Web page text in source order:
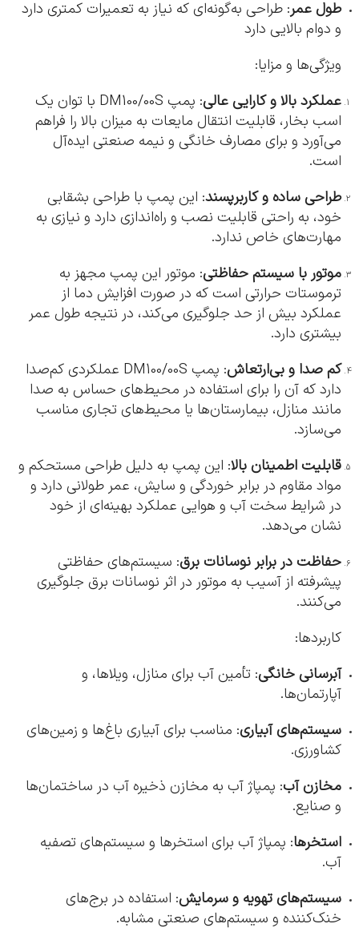
طول عمر: طراحی به‌گونه‌ای که نیاز به تعمیرات کمتری دارد
و دوام بالایی دارد
ویژگی‌ها و مزایا:
عملکرد بالا و کارایی عالی
: پمپ DM100/00S با توان یک
اسب بخار، قابلیت انتقال مایعات به میزان بالا را فراهم
می‌آورد و برای مصارف خانگی و نیمه صنعتی ایده‌آل
است.
طراحی ساده و کاربرپسند: این پمپ با طراحی بشقابی
خود، به راحتی قابلیت نصب و راه‌اندازی دارد و نیازی به
مهارت‌های خاص ندارد.
موتور با سیستم حفاظتی: موتور این پمپ مجهز به
ترموستات حرارتی است که در صورت افزایش دما از
عملکرد بیش از حد جلوگیری می‌کند، در نتیجه طول عمر
بیشتری دارد.
کم صدا و بی‌ارتعاش
: پمپ DM100/00S عملکردی کم‌صدا
دارد که آن را برای استفاده در محیط‌های حساس به صدا
مانند منازل، بیمارستان‌ها یا محیط‌های تجاری مناسب
می‌سازد.
قابلیت اطمینان بالا: این پمپ به دلیل طراحی مستحکم و
مواد مقاوم در برابر خوردگی و سایش، عمر طولانی دارد و
در شرایط سخت آب و هوایی عملکرد بهینه‌ای از خود
نشان می‌دهد.
حفاظت در برابر نوسانات برق: سیستم‌های حفاظتی
پیشرفته از آسیب به موتور در اثر نوسانات برق جلوگیری
می‌کنند.
کاربردها:
آبرسانی خانگی: تأمین آب برای منازل، ویلاها، و
آپارتمان‌ها.
سیستم‌های آبیاری: مناسب برای آبیاری باغ‌ها و زمین‌های
کشاورزی.
مخازن آب: پمپاژ آب به مخازن ذخیره آب در ساختمان‌ها
و صنایع.
استخرها: پمپاژ آب برای استخرها و سیستم‌های تصفیه
آب.
سیستم‌های تهویه و سرمایش: استفاده در برج‌های
خنک‌کننده و سیستم‌های صنعتی مشابه.